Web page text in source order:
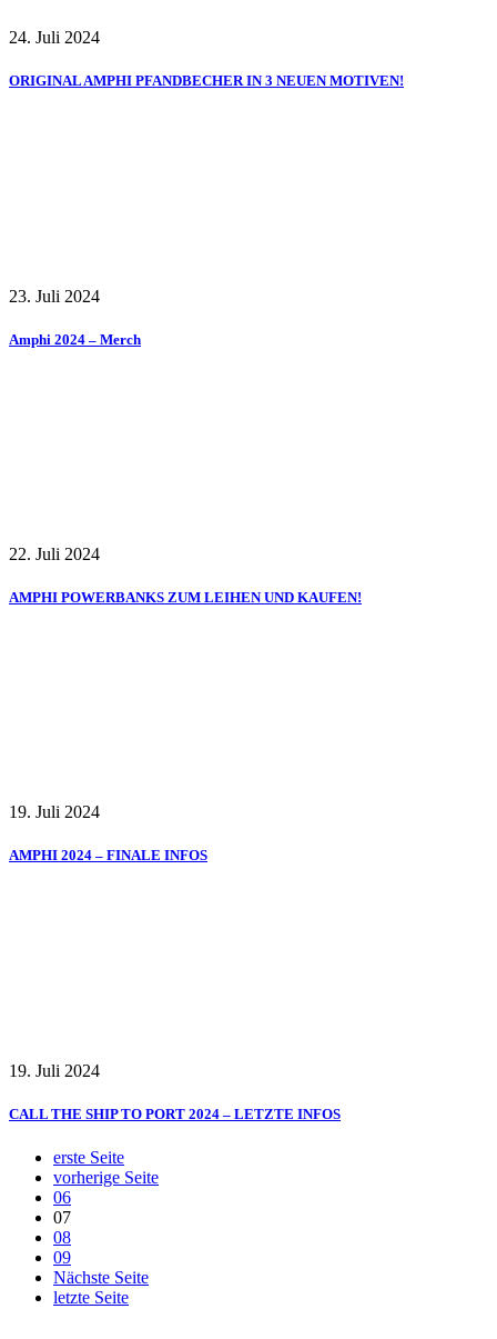
24. Juli 2024
ORIGINAL AMPHI PFANDBECHER IN 3 NEUEN MOTIVEN!
23. Juli 2024
Amphi 2024 – Merch
22. Juli 2024
AMPHI POWERBANKS ZUM LEIHEN UND KAUFEN!
19. Juli 2024
AMPHI 2024 – FINALE INFOS
19. Juli 2024
CALL THE SHIP TO PORT 2024 – LETZTE INFOS
erste Seite
vorherige Seite
06
07
08
09
Nächste Seite
letzte Seite